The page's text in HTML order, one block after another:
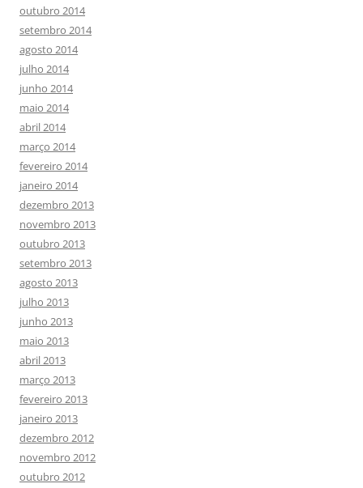
outubro 2014
setembro 2014
agosto 2014
julho 2014
junho 2014
maio 2014
abril 2014
março 2014
fevereiro 2014
janeiro 2014
dezembro 2013
novembro 2013
outubro 2013
setembro 2013
agosto 2013
julho 2013
junho 2013
maio 2013
abril 2013
março 2013
fevereiro 2013
janeiro 2013
dezembro 2012
novembro 2012
outubro 2012